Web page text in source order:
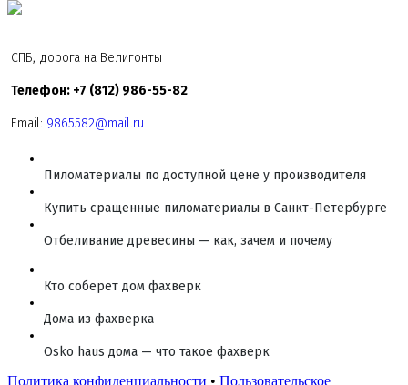
СПБ, дорога на Велигонты
Телефон: +7 (812) 986-55-82
Email: 9865582@mail.ru
Пиломатериалы по доступной цене у производителя
Купить сращенные пиломатериалы в Санкт-Петербурге
Отбеливание древесины — как, зачем и почему
Кто соберет дом фахверк
Дома из фахверка
Osko haus дома — что такое фахверк
Политика конфиденциальности • Пользовательское